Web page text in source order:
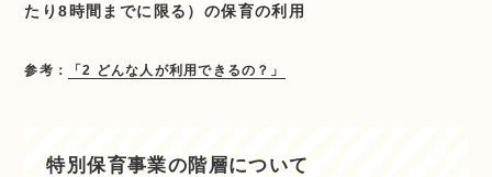
たり8時間までに限る）の保育の利用
参考： 「2 どんな人が利用できるの？」
特別保育事業の階層について